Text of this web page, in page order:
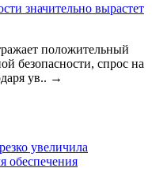
значительно вырастет
положительный
безопасности, спрос на
ув.. →
увеличила
обеспечения